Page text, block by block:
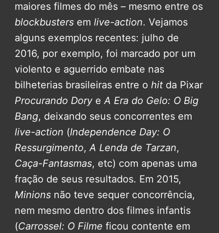
maiores filmes do mês – mesmo entre os
blockbusters em live-action. Vejamos
alguns exemplos recentes: julho de
2016, por exemplo, foi marcado por um
violento e aguerrido embate nas
bilheterias brasileiras entre o hit da Pixar
Procurando Dory eA Era do Gelo: O Big
Bang, deixando seus concorrentes em
live-action (Independence Day: O
Ressurgimento,A Lenda de Tarzan,
Caça-Fantasmas, etc) com apenas uma
fração de seus resultados. Em 2015,
Minions não teve sequer concorrência,
nem mesmo dentro dos filmes infantis
(Carrossel: O Filme ficou contente em